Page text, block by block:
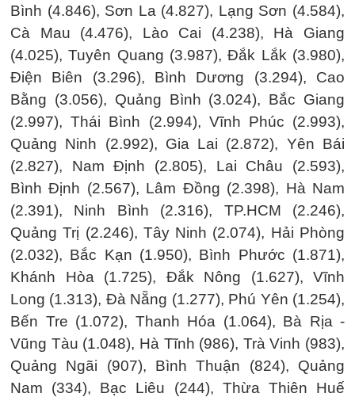
Bình (4.846), Sơn La (4.827), Lạng Sơn (4.584),
Cà Mau (4.476), Lào Cai (4.238), Hà Giang
(4.025), Tuyên Quang (3.987), Đắk Lắk (3.980),
Điện Biên (3.296), Bình Dương (3.294), Cao
Bằng (3.056), Quảng Bình (3.024), Bắc Giang
(2.997), Thái Bình (2.994), Vĩnh Phúc (2.993),
Quảng Ninh (2.992), Gia Lai (2.872), Yên Bái
(2.827), Nam Định (2.805), Lai Châu (2.593),
Bình Định (2.567), Lâm Đồng (2.398), Hà Nam
(2.391), Ninh Bình (2.316), TP.HCM (2.246),
Quảng Trị (2.246), Tây Ninh (2.074), Hải Phòng
(2.032), Bắc Kạn (1.950), Bình Phước (1.871),
Khánh Hòa (1.725), Đắk Nông (1.627), Vĩnh
Long (1.313), Đà Nẵng (1.277), Phú Yên (1.254),
Bến Tre (1.072), Thanh Hóa (1.064), Bà Rịa -
Vũng Tàu (1.048), Hà Tĩnh (986), Trà Vinh (983),
Quảng Ngãi (907), Bình Thuận (824), Quảng
Nam (334), Bạc Liêu (244), Thừa Thiên Huế